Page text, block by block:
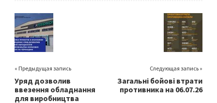
o
o
k
er
« Предыдущая запись
Уряд дозволив
ввезення обладнання
для виробництва
Следующая запись »
Загальні бойові втрати
противника на 06.07.26